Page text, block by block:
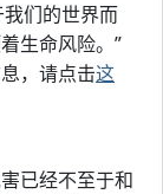
们的世界而
生命风险。”
，请点击这
已经不至于和